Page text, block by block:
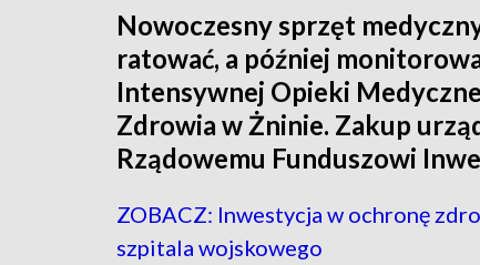
Nowoczesny sprzęt
ratować, a później
Intensywnej Opieki
Zdrowia w Żninie. Zakup
Rządowemu Funduszowi
ZOBACZ: Inwestycja w ochronę
szpitala wojskowego